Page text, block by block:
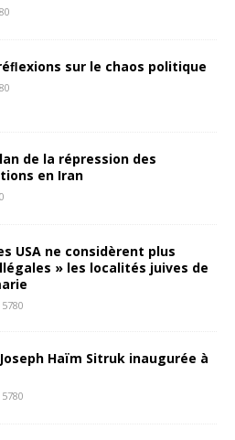
sur le chaos politique
de la répression des
en Iran
USA ne considèrent plus
» les localités juives de
Haïm Sitruk inaugurée à